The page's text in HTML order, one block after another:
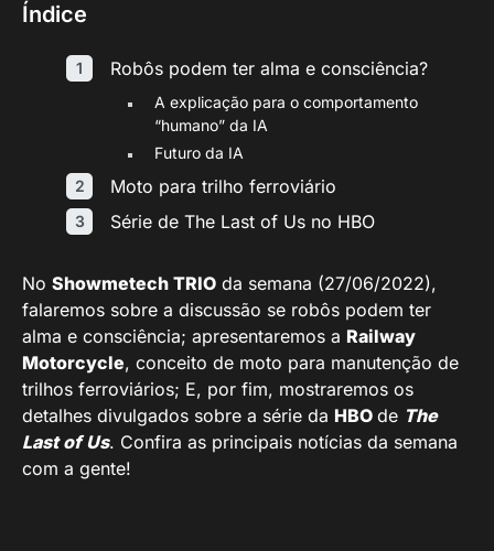
Índice
Robôs podem ter alma e consciência?
A explicação para o comportamento
“humano” da IA
Futuro da IA
Moto para trilho ferroviário
Série de The Last of Us no HBO
No Showmetech TRIO da semana (27/06/2022),
falaremos sobre a discussão se robôs podem ter
alma e consciência; apresentaremos a Railway
Motorcycle, conceito de moto para manutenção de
trilhos ferroviários; E, por fim, mostraremos os
detalhes divulgados sobre a série da HBO de The
Last of Us. Confira as principais notícias da semana
com a gente!